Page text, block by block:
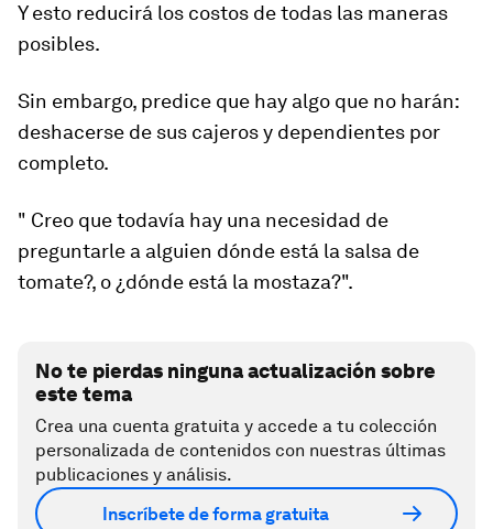
Y esto reducirá los costos de todas las maneras
posibles.
Sin embargo, predice que hay algo que no harán:
deshacerse de sus cajeros y dependientes por
completo.
" Creo que todavía hay una necesidad de
preguntarle a alguien dónde está la salsa de
tomate?, o ¿dónde está la mostaza?".
No te pierdas ninguna actualización sobre
este tema
Crea una cuenta gratuita y accede a tu colección
personalizada de contenidos con nuestras últimas
publicaciones y análisis.
Inscríbete de forma gratuita